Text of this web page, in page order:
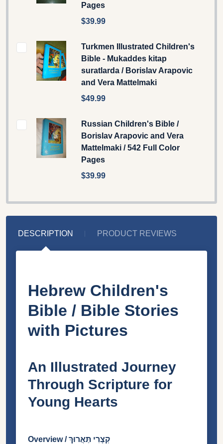
Pages
$39.99
Turkmen Illustrated Children's
Bible - Mukaddes kitap
suratlarda / Borislav Arapovic
and Vera Mattelmaki
$49.99
Russian Children's Bible /
Borislav Arapovic and Vera
Mattelmaki / 542 Full Color
Pages
$39.99
DESCRIPTION PRODUCT REVIEWS
Hebrew Children's
Bible / Bible Stories
with Pictures
An Illustrated Journey
Through Scripture for
Young Hearts
Overview / קְצָרִי תַּאֲרוּךְ